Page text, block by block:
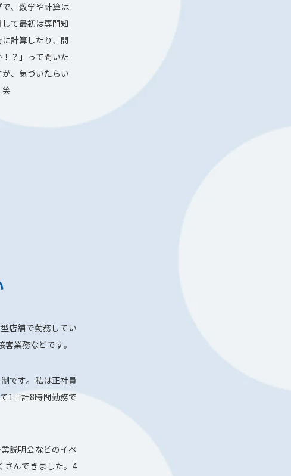
、数学や計算は
て最初は専門知
計算したり、間
？」って聞いた
、気づいたらい
笑
店舗で勤務してい
業務などです。
です。私は正社員
1日計8時間勤務で
説明会などのイベ
さんできました。4